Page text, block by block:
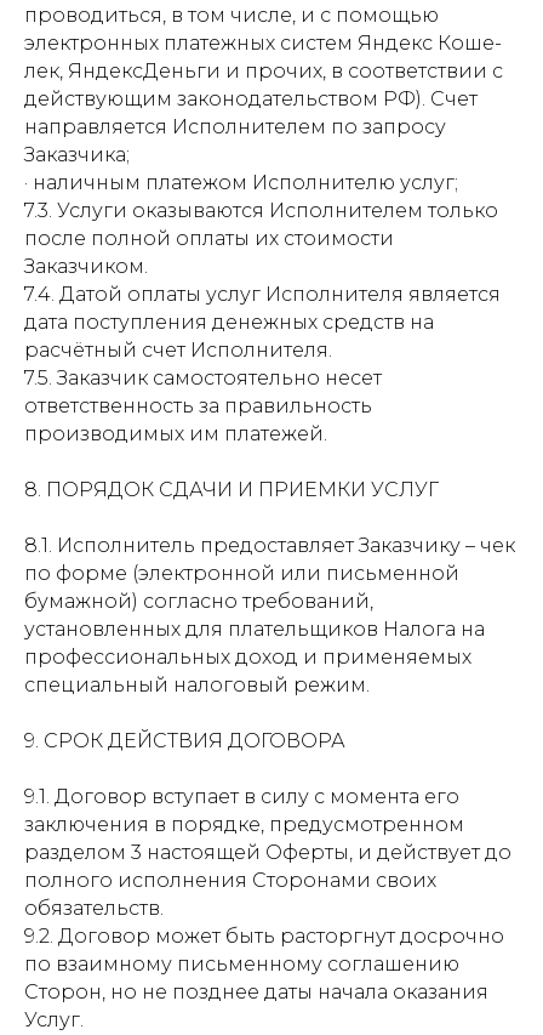
проводиться, в том числе, и с помощью
электронных платежных систем Яндекс Коше­
лек, ЯндексДеньги и прочих, в соответствии с
действующим законодательс­твом РФ). Счет
направляется Исполнителем по запросу
Заказчика;
· наличным платежом Исполнителю услуг;
7.3. Услуги оказываются Исполнителем только
после полной оплаты их стоимости
Заказчиком.
7.4. Датой оплаты услуг Исполнителя является
дата поступления денежных средств на
расчётный счет Исполнителя.
7.5. Заказчик самостоятельно несет
ответственность за правильность
производимых им платежей.
8. ПОРЯДОК СДАЧИ И ПРИЕМКИ УСЛУГ
8.1. Исполнитель предоставляет Заказчику – чек
по форме (электронной или письменной
бумажной) согласно требований,
установленных для плательщиков Налога на
профессиональных доход и применяемых
специальный налоговый режим.
9. СРОК ДЕЙСТВИЯ ДОГОВОРА
9.1. Договор вступает в силу с момента его
заключения в порядке, предусмотренном
разделом 3 настоящей Оферты, и действует до
полного исполнения Сторонами своих
обязательств.
9.2. Договор может быть расторгнут досрочно
по взаимному письменному соглашению
Сторон, но не позднее даты начала оказания
Услуг.